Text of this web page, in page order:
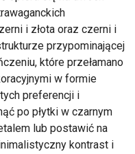
i złota oraz czerni i
przypominającej
które przełamano
w formie
preferencji i
po płytki w czarnym
lub postawić na
kontrast i